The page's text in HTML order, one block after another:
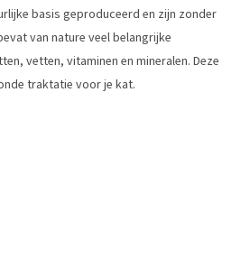
basis geproduceerd en zijn zonder
van nature veel belangrijke
vetten, vitaminen en mineralen. Deze
traktatie voor je kat.